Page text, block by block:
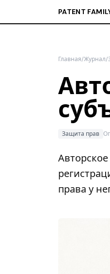
PATENT
Главная/Журнал/
Защита прав
права у